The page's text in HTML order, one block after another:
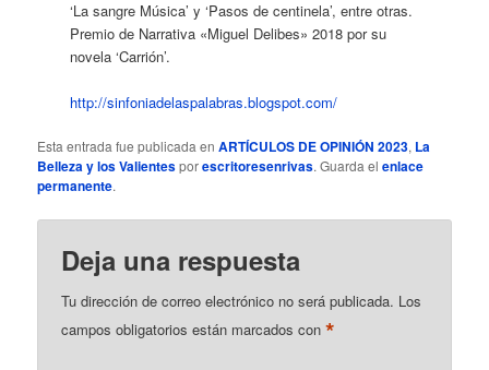
‘La sangre Música’ y ‘Pasos de centinela’, entre otras.
Premio de Narrativa «Miguel Delibes» 2018 por su
novela ‘Carrión’.
http://sinfoniadelaspalabras.blogspot.com/
Esta entrada fue publicada enARTÍCULOS DE OPINIÓN 2023, La
Belleza y los Valientesporescritoresenrivas. Guarda elenlace
permanente.
Deja una respuesta
Tu dirección de correo electrónico no será publicada. Los
campos obligatorios están marcados con*